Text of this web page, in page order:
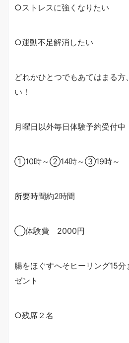
○ストレスに強くなりたい
○運動不足解消したい
どれかひとつでもあてはまる方
い！
月曜日以外毎日体験予約受付中
①10時～②14時～③19時～
所要時間約2時間
◯体験費 2000円
腸をほぐすへそヒーリング15
ゼント
○残席２名